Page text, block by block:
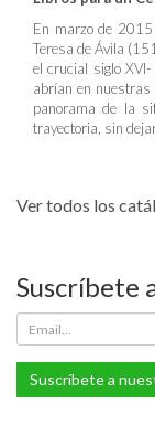
En marzo de 2015
Teresa de Ávila
el crucial siglo
abrían en nuestras
panorama de la
trayectoria, sin
Ver todos los
Suscríbete
Suscríbete a